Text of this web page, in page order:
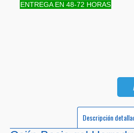
ENTREGA EN 48-72 HORAS
Descripción